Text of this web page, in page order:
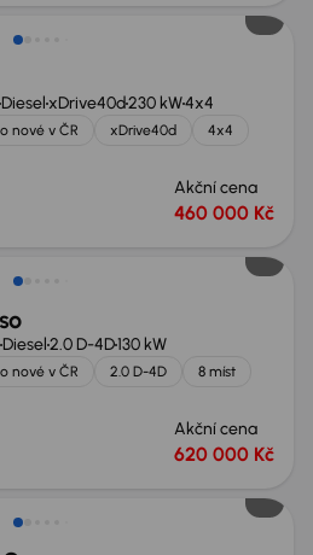
Diesel xDrive40d230 kW4x4
nové v ČR xDrive40d
4x4
Akční cena
460 000 Kč
Diesel2.0 D-4D130 kW
nové v ČR 2.0 D-4D
8 míst
Akční cena
620 000 Kč